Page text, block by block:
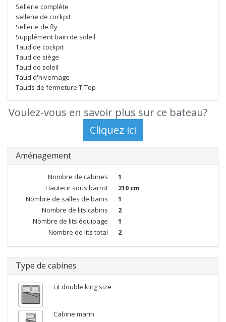
Sellerie complète
sellerie de cockpit
Sellerie de fly
Supplément bain de soleil
Taud de cockpit
Taud de siège
Taud de soleil
Taud d'hivernage
Tauds de fermeture T-Top
Voulez-vous en savoir plus sur ce bateau?
Aménagement
Nombre de cabines
1
Hauteur sous barrot
210 cm
Nombre de salles de bains
1
Nombre de lits cabins
2
Nombre de lits équipage
1
Nombre de lits total
2
Type de cabines
Lit double king size
Cabine marin